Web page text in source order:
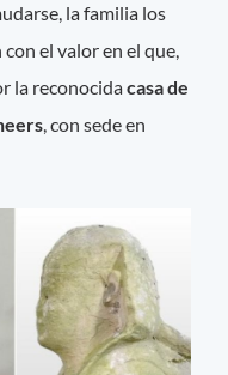
la familia los
el valor en el que,
la reconocidacasa de
, con sede en